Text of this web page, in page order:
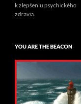
k zlepšeniu psychického
zdravia.
YOU ARE THE BEACON